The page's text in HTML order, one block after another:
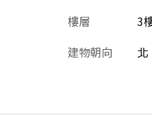
樓層 3
建物朝向 北